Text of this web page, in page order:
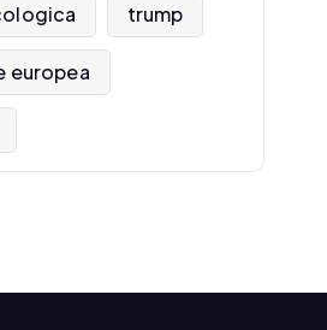
trump
europea